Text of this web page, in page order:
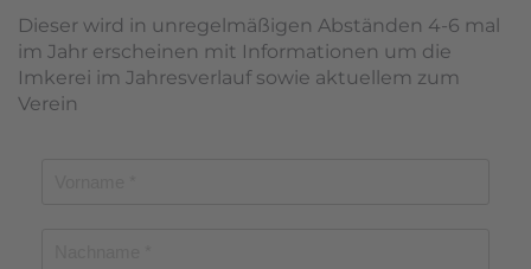
Dieser wird in unregelmäßigen Abständen 4-6 mal
im Jahr erscheinen mit Informationen um die
Imkerei im Jahresverlauf sowie aktuellem zum
Verein